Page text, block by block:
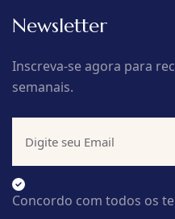
Newsletter
Inscreva-se agora para
semanais.
Concordo com todos os